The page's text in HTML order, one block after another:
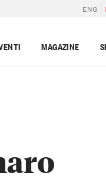
ENG
MAGAZINE